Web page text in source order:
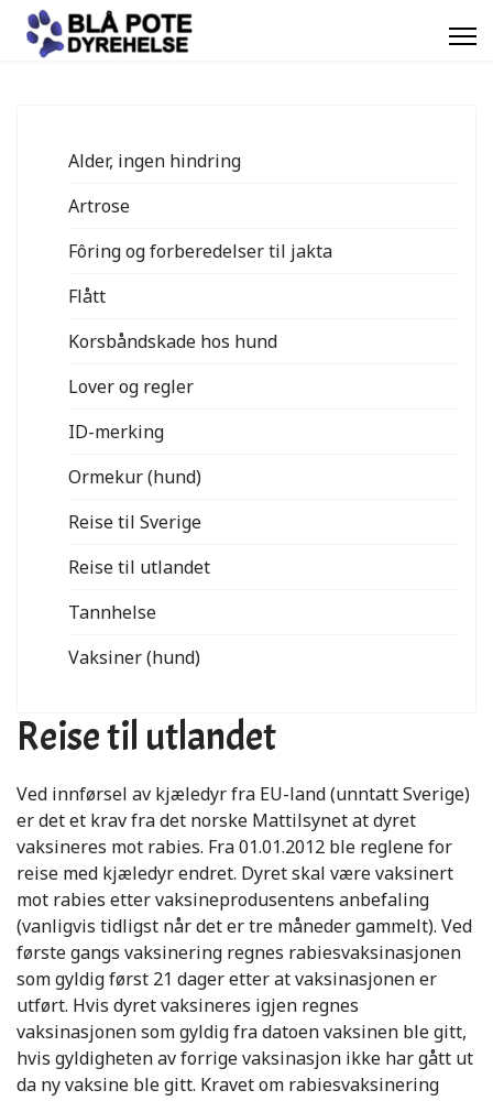
Alder, ingen hindring
Artrose
Fôring og forberedelser til jakta
Flått
Korsbåndskade hos hund
Lover og regler
ID-merking
Ormekur (hund)
Reise til Sverige
Reise til utlandet
Tannhelse
Vaksiner (hund)
Reise til utlandet
Ved innførsel av kjæledyr fra EU-land (unntatt Sverige)
er det et krav fra det norske Mattilsynet at dyret
vaksineres mot rabies. Fra 01.01.2012 ble reglene for
reise med kjæledyr endret. Dyret skal være vaksinert
mot rabies etter vaksineprodusentens anbefaling
(vanligvis tidligst når det er tre måneder gammelt). Ved
første gangs vaksinering regnes rabiesvaksinasjonen
som gyldig først 21 dager etter at vaksinasjonen er
utført. Hvis dyret vaksineres igjen regnes
vaksinasjonen som gyldig fra datoen vaksinen ble gitt,
hvis gyldigheten av forrige vaksinasjon ikke har gått ut
da ny vaksine ble gitt. Kravet om rabiesvaksinering